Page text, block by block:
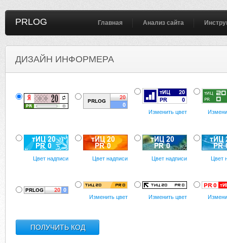
PRLOG Главная Анализ сайта
ДИЗАЙН ИНФОРМЕРА
Изменить цвет
Цвет надписи Цвет надписи Цвет надписи Цвет
Изменить цвет Изменить цвет